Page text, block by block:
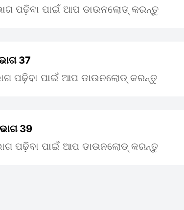
ପଢ଼ିବା ପାଇଁ ଆପ ଡାଉନଲୋଡ୍ କରନ୍ତୁ
37
ପଢ଼ିବା ପାଇଁ ଆପ ଡାଉନଲୋଡ୍ କରନ୍ତୁ
ଭାଗ 39
ପଢ଼ିବା ପାଇଁ ଆପ ଡାଉନଲୋଡ୍ କରନ୍ତୁ